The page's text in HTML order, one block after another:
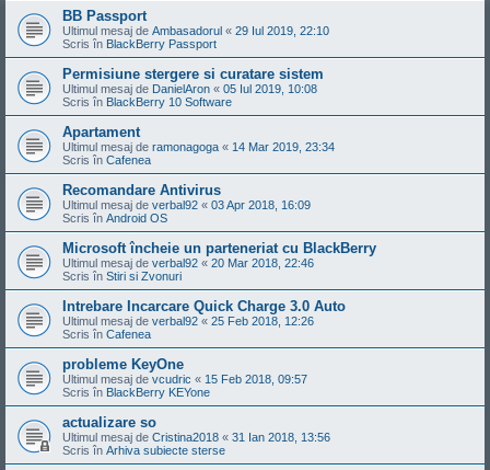
BB Passport
Ultimul mesaj de Ambasadorul « 29 Iul 2019, 22:10
Scris în BlackBerry Passport
Permisiune stergere si curatare sistem
Ultimul mesaj de DanielAron « 05 Iul 2019, 10:08
Scris în BlackBerry 10 Software
Apartament
Ultimul mesaj de ramonagoga « 14 Mar 2019, 23:34
Scris în Cafenea
Recomandare Antivirus
Ultimul mesaj de verbal92 « 03 Apr 2018, 16:09
Scris în Android OS
Microsoft încheie un parteneriat cu BlackBerry
Ultimul mesaj de verbal92 « 20 Mar 2018, 22:46
Scris în Stiri si Zvonuri
Intrebare Incarcare Quick Charge 3.0 Auto
Ultimul mesaj de verbal92 « 25 Feb 2018, 12:26
Scris în Cafenea
probleme KeyOne
Ultimul mesaj de vcudric « 15 Feb 2018, 09:57
Scris în BlackBerry KEYone
actualizare so
Ultimul mesaj de Cristina2018 « 31 Ian 2018, 13:56
Scris în Arhiva subiecte sterse